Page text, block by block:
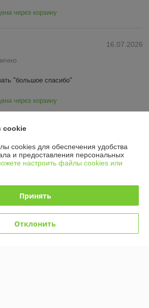
через корзину
16.07.2026
"большое спасибо"
через корзину
все отзывы
cookie
cookies для обеспечения удобства
и предоставления персональных
настроить файлы cookies или
Принять
Отклонить